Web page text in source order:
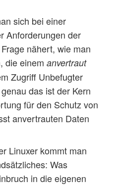
sich bei einer
Anforderungen der
nähert, wie man
die einemanvertraut
Zugriff Unbefugter
das ist der Kern
für den Schutz von
anvertrauten Daten
Linuxer kommt man
Was
in die eigenen